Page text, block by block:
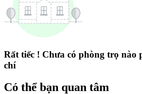
Rất tiếc ! Chưa có phòng trọ nào
chí
Có thể bạn quan tâm